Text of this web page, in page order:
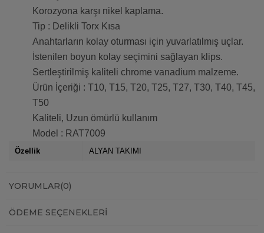
Korozyona karşı nikel kaplama.
Tip : Delikli Torx Kısa
Anahtarların kolay oturması için yuvarlatılmış uçlar.
İstenilen boyun kolay seçimini sağlayan klips.
Sertleştirilmiş kaliteli chrome vanadium malzeme.
Ürün İçeriği : T10, T15, T20, T25, T27, T30, T40, T45,
T50
Kaliteli, Uzun ömürlü kullanım
Model : RAT7009
Özellik ALYAN TAKIMI
YORUMLAR(0)
ÖDEME SEÇENEKLERI